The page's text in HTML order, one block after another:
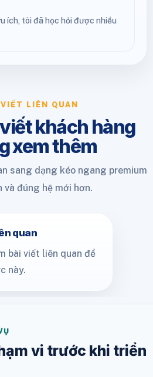
ích, tôi đã học hỏi được nhiều
LIÊN QUAN
khách hàng
xem thêm
sang dạng kéo ngang premium
và đúng hệ mới hơn.
quan
bài viết liên quan để
này.
vi trước khi triển